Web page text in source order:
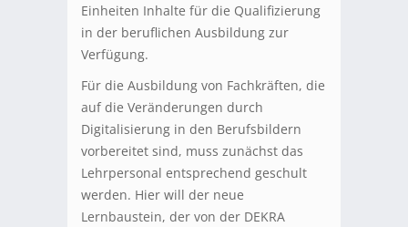
Einheiten Inhalte für die Qualifizierung
in der beruflichen Ausbildung zur
Verfügung.
Für die Ausbildung von Fachkräften, die
auf die Veränderungen durch
Digitalisierung in den Berufsbildern
vorbereitet sind, muss zunächst das
Lehrpersonal entsprechend geschult
werden. Hier will der neue
Lernbaustein, der von der DEKRA